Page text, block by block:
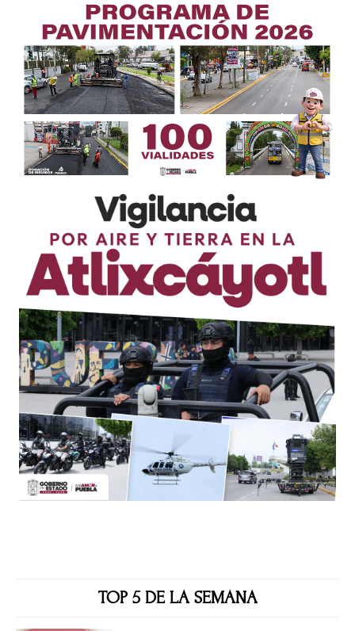
TOP 5 DE LA SEMANA